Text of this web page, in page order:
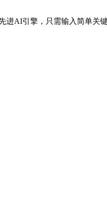
AI引擎，只需输入简单关